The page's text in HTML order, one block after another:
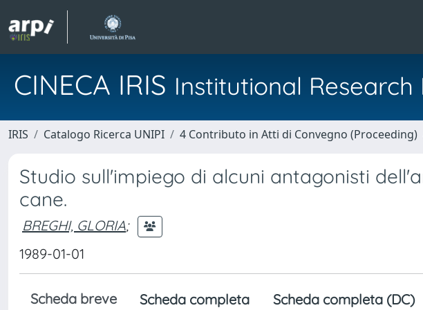
CINECA IRIS Institutional
IRIS Catalogo Ricerca UNIPI 4 Contributo in Atti di Convegno (Proceeding)
Studio sull'impiego di alcuni antagonisti
cane.
BREGHI, GLORIA;
1989-01-01
Scheda breve Scheda completa Scheda completa (DC)